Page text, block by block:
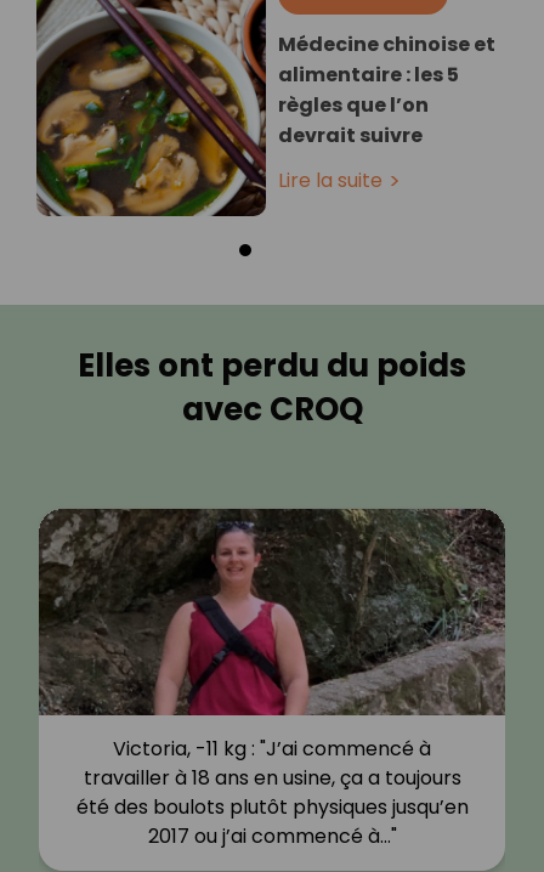
Médecine chinoise et
alimentaire : les 5
règles que l’on
devrait suivre
Lire la suite
Elles ont perdu du poids
avec CROQ
Victoria, -11 kg : "J’ai commencé à
travailler à 18 ans en usine, ça a toujours
été des boulots plutôt physiques jusqu’en
2017 ou j’ai commencé à…"